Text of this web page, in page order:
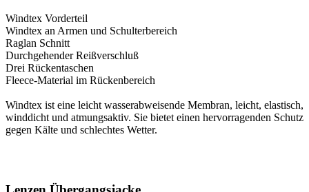
Windtex Vorderteil
Windtex an Armen und Schulterbereich
Raglan Schnitt
Durchgehender Reißverschluß
Drei Rückentaschen
Fleece-Material im Rückenbereich
Windtex ist eine leicht wasserabweisende Membran, leicht, elastisch,
winddicht und atmungsaktiv. Sie bietet einen hervorragenden Schutz
gegen Kälte und schlechtes Wetter.